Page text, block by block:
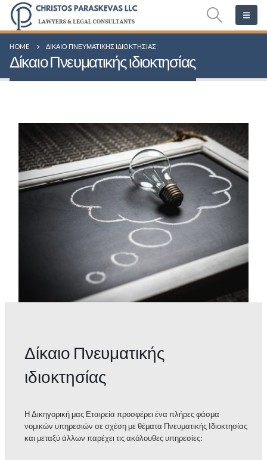
HOME ΔΊΚΑΙΟ ΠΝΕΥΜΑΤΙΚΉΣ ΙΔΙΟΚΤΗΣΊΑΣ
Δίκαιο Πνευματικής ιδιοκτησίας
Δίκαιο Πνευματικής
ιδιοκτησίας
Η Δικηγορική μας Εταιρεία προσφέρει ένα πλήρες φάσμα
νομικών υπηρεσιών σε σχέση με θέματα Πνευματικής Ιδιοκτησίας
και μεταξύ άλλων παρέχει τις ακόλουθες υπηρεσίες: